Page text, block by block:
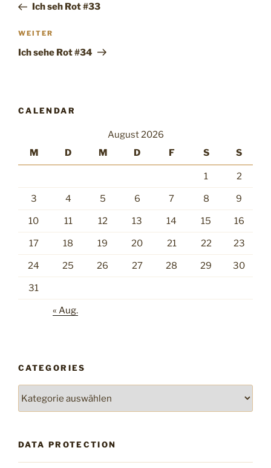
Beitrag
Ich seh Rot #33
Nächster
Beitrag
WEITER
Ich sehe Rot #34
CALENDAR
August 2026
M
D M D F S S
1 2
3 4 5 6 7 8 9
10 11 12 13 14 15 16
17 18 19 20 21 22 23
24 25 26 27 28 29 30
31
« Aug.
CATEGORIES
DATA PROTECTION